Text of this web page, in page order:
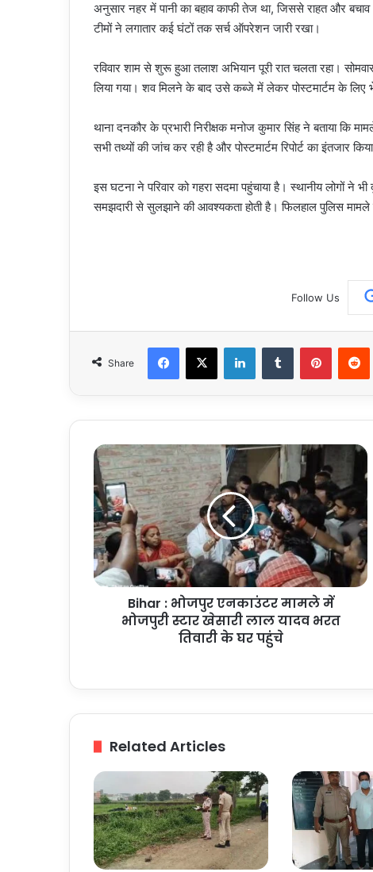
अनुसार नहर में पानी का बहाव काफी तेज था, जिससे राहत और
टीमों ने लगातार कई घंटों तक सर्च ऑपरेशन जारी रखा।
रविवार शाम से शुरू हुआ तलाश अभियान पूरी रात चलता रहा।
लिया गया। शव मिलने के बाद उसे कब्जे में लेकर पोस्टमार्टम के लिए
थाना दनकौर के प्रभारी निरीक्षक मनोज कुमार सिंह ने बताया कि
सभी तथ्यों की जांच कर रही है और पोस्टमार्टम रिपोर्ट का इंतजार
इस घटना ने परिवार को गहरा सदमा पहुंचाया है। स्थानीय लोगों ने
समझदारी से सुलझाने की आवश्यकता होती है। फिलहाल पुलिस मामले
Follow Us
Share
Facebook
X LinkedInTumblr Pinterest
Bihar
:
भोजपुर
एनकाउंटर
मामले
में
भोजपुरी
स्टार
खेसारी
Bihar : भोजपुर एनकाउंटर मामले में
भोजपुरी स्टार खेसारी लाल यादव भरत
तिवारी के घर पहुंचे
Related Articles